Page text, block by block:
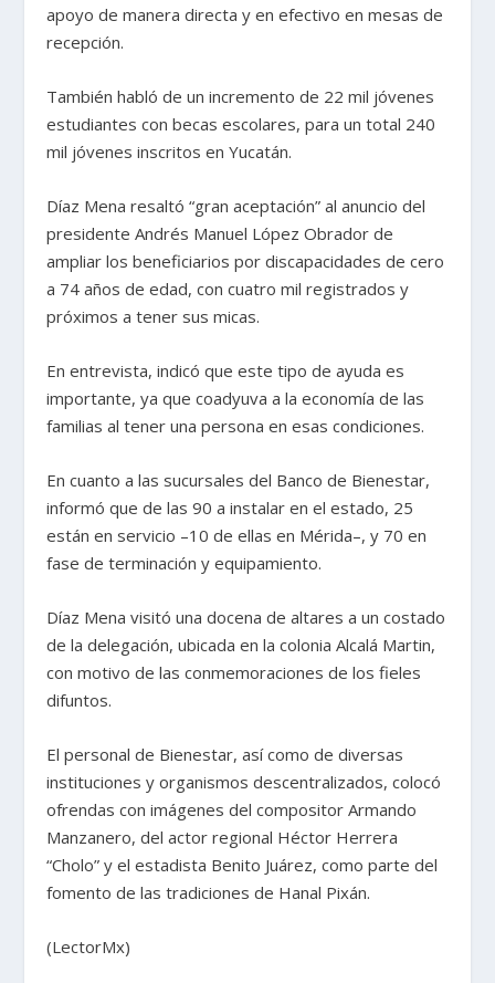
apoyo de manera directa y en efectivo en mesas de
recepción.
También habló de un incremento de 22 mil jóvenes
estudiantes con becas escolares, para un total 240
mil jóvenes inscritos en Yucatán.
Díaz Mena resaltó “gran aceptación” al anuncio del
presidente Andrés Manuel López Obrador de
ampliar los beneficiarios por discapacidades de cero
a 74 años de edad, con cuatro mil registrados y
próximos a tener sus micas.
En entrevista, indicó que este tipo de ayuda es
importante, ya que coadyuva a la economía de las
familias al tener una persona en esas condiciones.
En cuanto a las sucursales del Banco de Bienestar,
informó que de las 90 a instalar en el estado, 25
están en servicio –10 de ellas en Mérida–, y 70 en
fase de terminación y equipamiento.
Díaz Mena visitó una docena de altares a un costado
de la delegación, ubicada en la colonia Alcalá Martin,
con motivo de las conmemoraciones de los fieles
difuntos.
El personal de Bienestar, así como de diversas
instituciones y organismos descentralizados, colocó
ofrendas con imágenes del compositor Armando
Manzanero, del actor regional Héctor Herrera
“Cholo” y el estadista Benito Juárez, como parte del
fomento de las tradiciones de Hanal Pixán.
(LectorMx)